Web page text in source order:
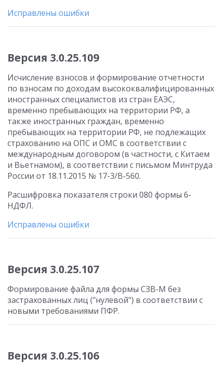
Исправлены ошибки
Версия 3.0.25.109
Исчисление взносов и формирование отчетности
по взносам по доходам высококвалифицированных
иностранных специалистов из стран ЕАЭС,
временно пребывающих на территории РФ, а
также иностранных граждан, временно
пребывающих на территории РФ, не подлежащих
страхованию на ОПС и ОМС в соответствии с
международным договором (в частности, с Китаем
и Вьетнамом), в соответствии с письмом Минтруда
России от 18.11.2015 № 17-3/В-560.
Расшифровка показателя строки 080 формы 6-
НДФЛ.
Исправлены ошибки
Версия 3.0.25.107
Формирование файла для формы СЗВ-М без
застрахованных лиц ("нулевой") в соответствии с
новыми требованиями ПФР.
Версия 3.0.25.106